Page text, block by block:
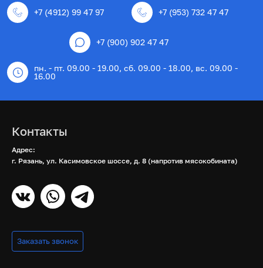
+7 (4912) 99 47 97 +7 (953) 732 47 47
+7 (900) 902 47 47
пн. - пт. 09.00 - 19.00, сб. 09.00 - 18.00, вс. 09.00 -
16.00
Контакты
Адрес:
г. Рязань, ул. Касимовское шоссе, д. 8 (напротив мясокобината)
Заказать звонок